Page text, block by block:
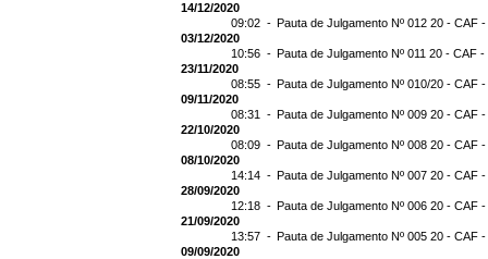
14/12/2020
09:02 - Pauta de Julgamento Nº 012 20 - CAF
03/12/2020
10:56 - Pauta de Julgamento Nº 011 20 - CAF
23/11/2020
08:55 - Pauta de Julgamento Nº 010/20 - CAF
09/11/2020
08:31 - Pauta de Julgamento Nº 009 20 - CAF
22/10/2020
08:09 - Pauta de Julgamento Nº 008 20 - CAF
08/10/2020
14:14 - Pauta de Julgamento Nº 007 20 - CAF
28/09/2020
12:18 - Pauta de Julgamento Nº 006 20 - CAF
21/09/2020
13:57 - Pauta de Julgamento Nº 005 20 - CAF
09/09/2020